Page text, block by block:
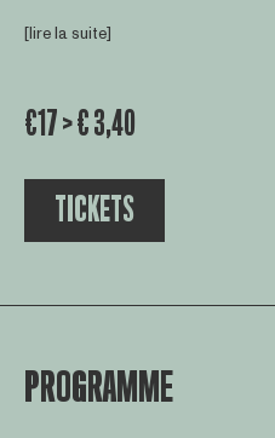
[lire la suite]
€17 > € 3,40
TICKETS
PROGRAMME